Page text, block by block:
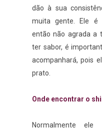
dão à sua
muita gente. Ele é
então não agrada a
ter sabor, é
acompanhará, pois
prato.
Onde encontrar o
Normalmente